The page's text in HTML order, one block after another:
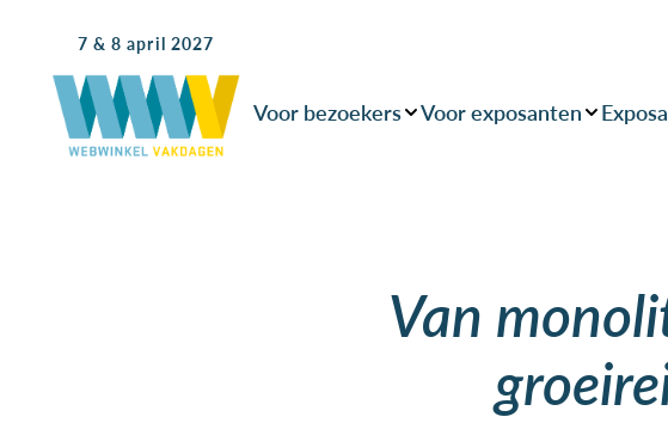
7 & 8 april 2027
Voor bezoekers Voor exposanten
Van